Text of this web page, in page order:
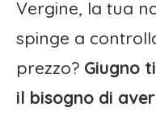
Vergine, la tua
spinge a
prezzo? Giugno
il bisogno di